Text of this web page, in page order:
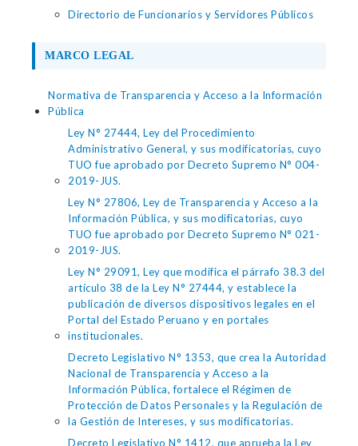
Directorio de Funcionarios y Servidores Públicos
MARCO LEGAL
Normativa de Transparencia y Acceso a la Información
Pública
Ley N° 27444, Ley del Procedimiento
Administrativo General, y sus modificatorias, cuyo
TUO fue aprobado por Decreto Supremo N° 004-
2019-JUS.
Ley N° 27806, Ley de Transparencia y Acceso a la
Información Pública, y sus modificatorias, cuyo
TUO fue aprobado por Decreto Supremo N° 021-
2019-JUS.
Ley N° 29091, Ley que modifica el párrafo 38.3 del
artículo 38 de la Ley N° 27444, y establece la
publicación de diversos dispositivos legales en el
Portal del Estado Peruano y en portales
institucionales.
Decreto Legislativo N° 1353, que crea la Autoridad
Nacional de Transparencia y Acceso a la
Información Pública, fortalece el Régimen de
Protección de Datos Personales y la Regulación de
la Gestión de Intereses, y sus modificatorias.
Decreto Legislativo N° 1412, que aprueba la Ley